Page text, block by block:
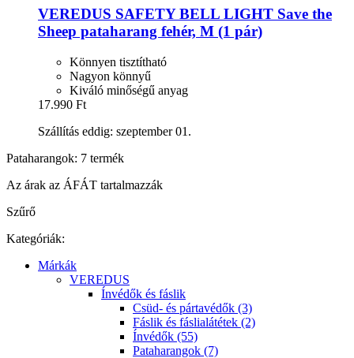
VEREDUS SAFETY BELL LIGHT Save the
Sheep pataharang fehér, M (1 pár)
Könnyen tisztítható
Nagyon könnyű
Kiváló minőségű anyag
17.990 Ft
Szállítás eddig: szeptember 01.
Pataharangok: 7 termék
Az árak az ÁFÁT tartalmazzák
Szűrő
Kategóriák:
Márkák
VEREDUS
Ínvédők és fáslik
Csüd- és pártavédők (3)
Fáslik és fáslialátétek (2)
Ínvédők (55)
Pataharangok (7)